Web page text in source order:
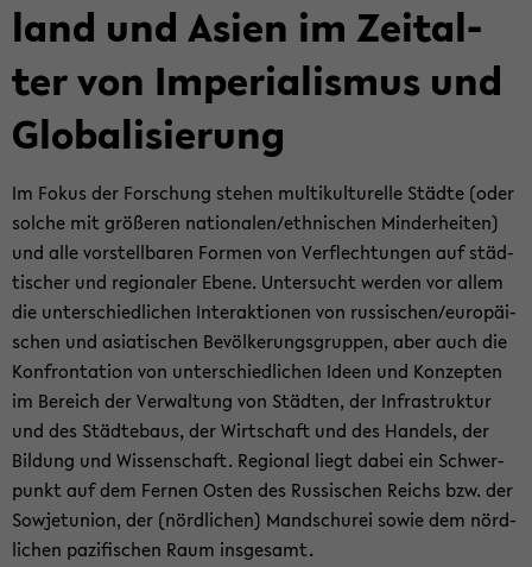
land und Asien im Zeit­al­
ter von Im­pe­ria­lis­mus und
Glo­ba­li­sie­rung
Im Fokus der For­schung ste­hen mul­ti­kul­tu­rel­le Städ­te (oder
sol­che mit grö­ße­ren na­tio­na­len/eth­ni­schen Min­der­hei­ten)
und alle vor­stell­ba­ren For­men von Ver­flech­tun­gen auf städ­
ti­scher und re­gio­na­ler Ebene. Un­ter­sucht wer­den vor allem
die un­ter­schied­li­chen In­ter­ak­tio­nen von rus­si­schen/eu­ro­päi­
schen und asia­ti­schen Be­völ­ke­rungs­grup­pen, aber auch die
Kon­fron­ta­ti­on von un­ter­schied­li­chen Ideen und Kon­zep­ten
im Be­reich der Ver­wal­tung von Städ­ten, der In­fra­struk­tur
und des Städ­te­baus, der Wirt­schaft und des Han­dels, der
Bil­dung und Wis­sen­schaft. Re­gio­nal liegt dabei ein Schwer­
punkt auf dem Fer­nen Osten des Rus­si­schen Reichs bzw. der
So­wjet­uni­on, der (nörd­li­chen) Man­dschu­rei sowie dem nörd­
li­chen pa­zi­fi­schen Raum ins­ge­samt.